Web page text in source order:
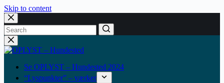
Skip to content
No
results
Se OPLYST – Hundested 2024
“Lyspunkter” – værker